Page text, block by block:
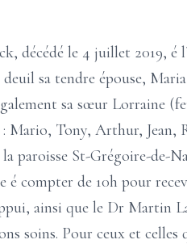
décédé le 4 juillet 2019, é
sa tendre épouse,
sa sœur Lorraine
: Mario, Tony, Arthur, Jean,
paroisse St-Grégoire-de-
compter de 10h pour
ainsi que le Dr Martin
soins. Pour ceux et celles